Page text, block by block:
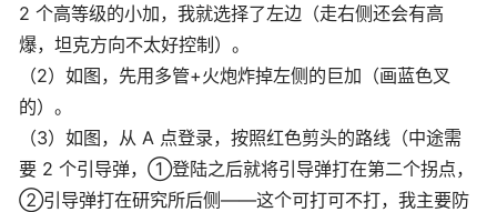
2 个高等级的小加，我就选择了左边（走右侧还会有高
爆，坦克方向不太好控制）。
（2）如图，先用多管+火炮炸掉左侧的巨加（画蓝色叉
的）。
（3）如图，从 A 点登录，按照红色剪头的路线（中途需
要 2 个引导弹，①登陆之后就将引导弹打在第二个拐点，
②引导弹打在研究所后侧——这个可打可不打，我主要防